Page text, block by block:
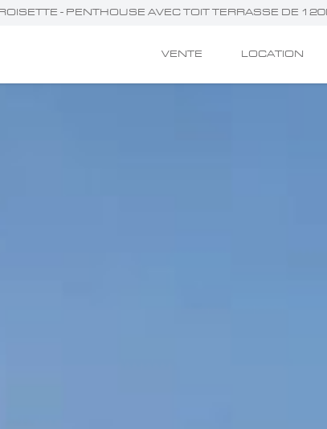
- PENTHOUSE AVEC TOIT TERRASSE DE
VENTE LOCATION